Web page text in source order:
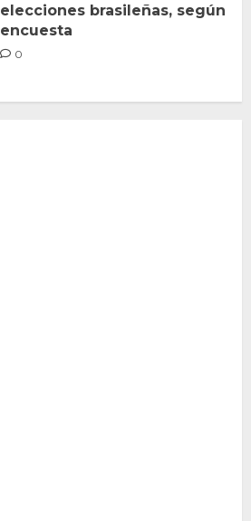
elecciones brasileñas, según
encuesta
0